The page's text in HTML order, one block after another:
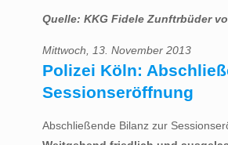
Quelle: KKG Fidele Zunftrbüder
Mittwoch, 13. November 2013
Polizei Köln:
Sessionseröffnung
Abschließende Bilanz zur